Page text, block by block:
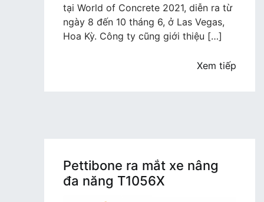
năng
cao
nhất
tại World of Concrete 2021, diễn ra từ
ngày 8 đến 10 tháng 6, ở Las Vegas,
Hoa Kỳ. Công ty cũng giới thiệu […]
Xem tiếp
Pettibone ra mắt xe nâng
đa năng T1056X